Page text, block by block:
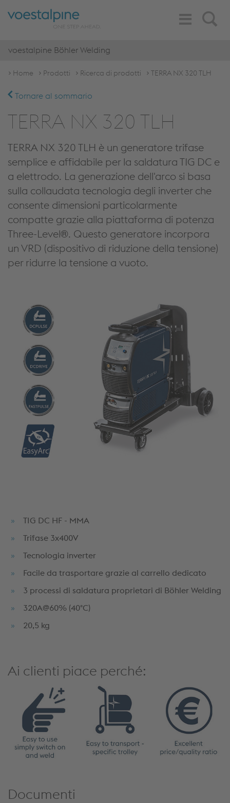
Search
Toggle
Navigation
voestalpine Böhler Welding
Home Prodotti Ricerca di prodotti TERRA NX 320 TLH
Tornare al sommario
TERRA NX 320 TLH
TERRA NX 320 TLH è un generatore trifase
semplice e affidabile per la saldatura TIG DC e
a elettrodo. La generazione dell'arco si basa
sulla collaudata tecnologia degli inverter che
consente dimensioni particolarmente
compatte grazie alla piattaforma di potenza
Three-Level®. Questo generatore incorpora
un VRD (dispositivo di riduzione della tensione)
per ridurre la tensione a vuoto.
TIG DC HF - MMA
Trifase 3x400V
Tecnologia inverter
Facile da trasportare grazie al carrello dedicato
3 processi di saldatura proprietari di Böhler Welding
320A@60% (40°C)
20,5 kg
Ai clienti piace perché:
Documenti